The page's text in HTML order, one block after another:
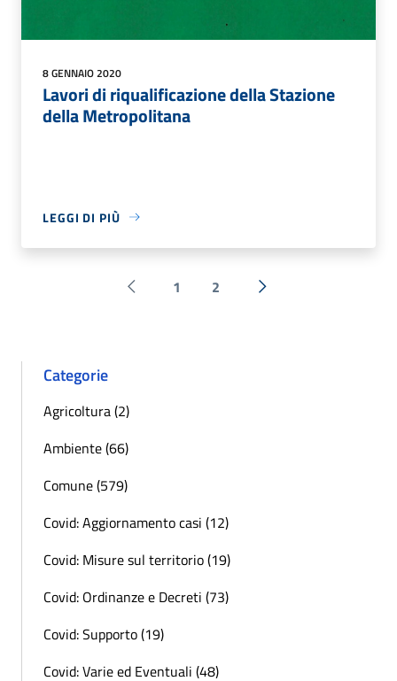
8 GENNAIO 2020
Lavori di riqualificazione della Stazione
della Metropolitana
LEGGI DI PIÙ
Pagina precedente
1 2 Successiva »
Categorie
Agricoltura (2)
Ambiente (66)
Comune (579)
Covid: Aggiornamento casi (12)
Covid: Misure sul territorio (19)
Covid: Ordinanze e Decreti (73)
Covid: Supporto (19)
Covid: Varie ed Eventuali (48)